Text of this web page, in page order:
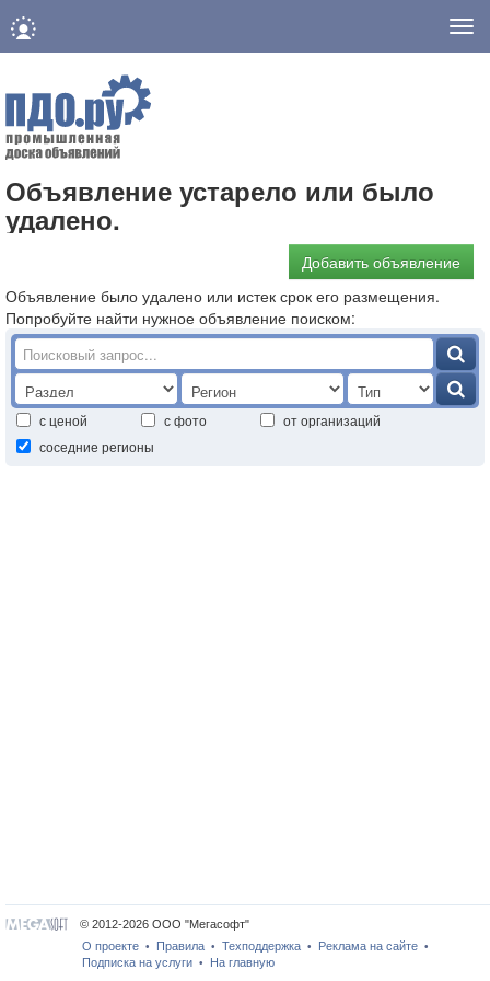
Объявление устарело или было
удалено.
Добавить объявление
Объявление было удалено или истек срок его размещения.
Попробуйте найти нужное объявление поиском:
с ценой с фото
от организаций
соседние регионы
© 2012-2026 ООО "Мегасофт"
О проекте • Правила • Техподдержка • Реклама на сайте •
Подписка на услуги • На главную